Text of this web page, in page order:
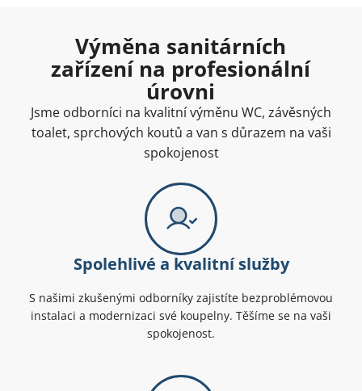
Výměna sanitárních
zařízení na profesionální
úrovni
Jsme odborníci na kvalitní výměnu WC, závěsných
toalet, sprchových koutů a van s důrazem na vaši
spokojenost
Spolehlivé a kvalitní služby
S našimi zkušenými odborníky zajistíte bezproblémovou
instalaci a modernizaci své koupelny. Těšíme se na vaši
spokojenost.